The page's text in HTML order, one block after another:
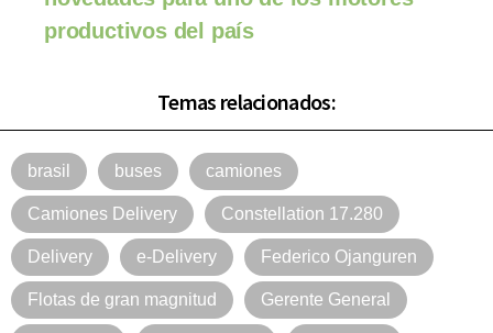
productivos del país
Temas relacionados:
brasil buses camiones
Camiones Delivery Constellation 17.280
Delivery e-Delivery Federico Ojanguren
Flotas de gran magnitud Gerente General